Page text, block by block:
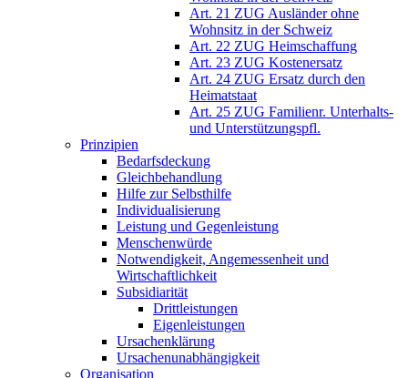
Art. 21 ZUG Ausländer ohne
Wohnsitz in der Schweiz
Art. 22 ZUG Heimschaffung
Art. 23 ZUG Kostenersatz
Art. 24 ZUG Ersatz durch den
Heimatstaat
Art. 25 ZUG Familienr. Unterhalts-
und Unterstützungspfl.
Prinzipien
Bedarfsdeckung
Gleichbehandlung
Hilfe zur Selbsthilfe
Individualisierung
Leistung und Gegenleistung
Menschenwürde
Notwendigkeit, Angemessenheit und
Wirtschaftlichkeit
Subsidiarität
Drittleistungen
Eigenleistungen
Ursachenklärung
Ursachenunabhängigkeit
Organisation